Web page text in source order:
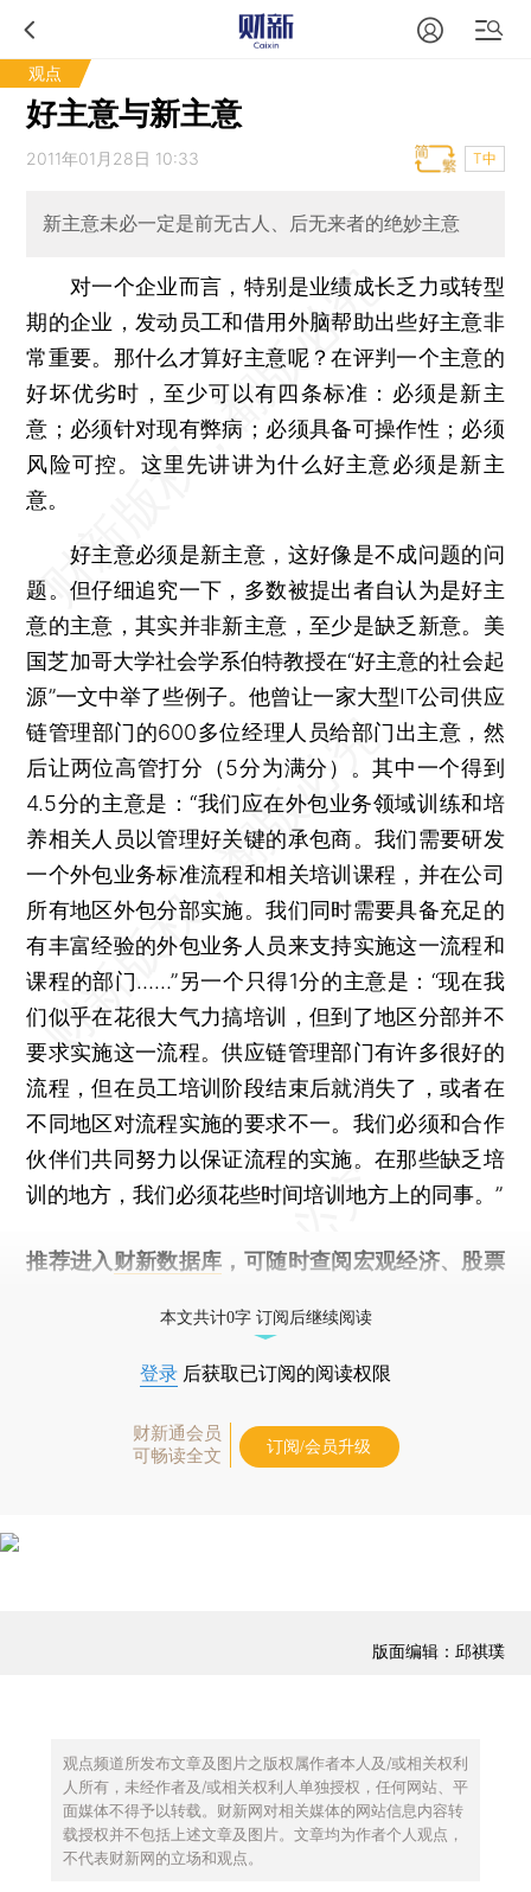
观点
好主意与新主意
2011年01月28日 10:33 T中
新主意未必一定是前无古人、后无来者的绝妙主意
对一个企业而言，特别是业绩成长乏力或转型
期的企业，发动员工和借用外脑帮助出些好主意非
常重要。那什么才算好主意呢？在评判一个主意的
好坏优劣时，至少可以有四条标准：必须是新主
意；必须针对现有弊病；必须具备可操作性；必须
风险可控。这里先讲讲为什么好主意必须是新主
意。
好主意必须是新主意，这好像是不成问题的问
题。但仔细追究一下，多数被提出者自认为是好主
意的主意，其实并非新主意，至少是缺乏新意。美
国芝加哥大学社会学系伯特教授在“好主意的社会起
源”一文中举了些例子。他曾让一家大型IT公司供应
链管理部门的600多位经理人员给部门出主意，然
后让两位高管打分（5分为满分）。其中一个得到
4.5分的主意是：“我们应在外包业务领域训练和培
养相关人员以管理好关键的承包商。我们需要研发
一个外包业务标准流程和相关培训课程，并在公司
所有地区外包分部实施。我们同时需要具备充足的
有丰富经验的外包业务人员来支持实施这一流程和
课程的部门……”另一个只得1分的主意是：“现在我
们似乎在花很大气力搞培训，但到了地区分部并不
要求实施这一流程。供应链管理部门有许多很好的
流程，但在员工培训阶段结束后就消失了，或者在
不同地区对流程实施的要求不一。我们必须和合作
伙伴们共同努力以保证流程的实施。在那些缺乏培
训的地方，我们必须花些时间培训地方上的同事。”
推荐进入 财新数据库 ，可随时查阅宏观经济、股票
本文共计0字 订阅后继续阅读
登录 后获取已订阅的阅读权限
财新通会员
可畅读全文
订阅/会员升级
版面编辑：邱祺璞
观点频道所发布文章及图片之版权属作者本人及/或相关权利
人所有，未经作者及/或相关权利人单独授权，任何网站、平
面媒体不得予以转载。财新网对相关媒体的网站信息内容转
载授权并不包括上述文章及图片。文章均为作者个人观点，
不代表财新网的立场和观点。